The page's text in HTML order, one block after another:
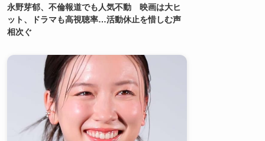
永野芽郁、不倫報道でも人気不動 映画は大ヒ
ット、ドラマも高視聴率…活動休止を惜しむ声
相次ぐ